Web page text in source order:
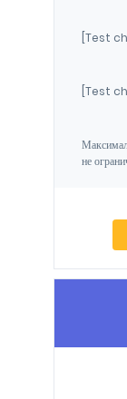
[Test
[Test
не